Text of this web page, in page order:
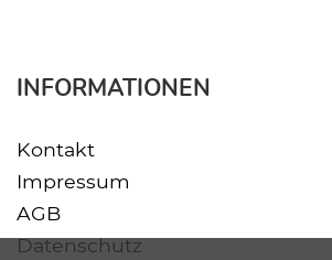
INFORMATIONEN
Kontakt
Impressum
AGB
Datenschutz